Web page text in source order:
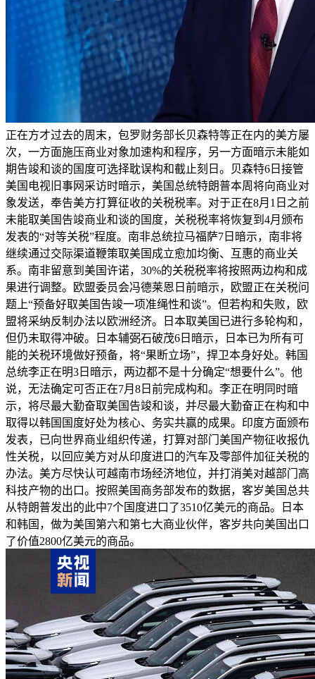
正在方才过去的周末，包罗财务部长贝森特等正在内的美方屡
次，一方面施压商业对象加速构和程序，另一方面暗示未能如
期告竣和谈的国度可选择耽误构和截止刻日。贝森特6日接管
美国电视旧事网采访时暗示，美国总统特朗普本周将向商业对
象发送，奉告美方打算征收的关税税率。对于正在8月1日之前
未能取美国告竣商业和谈的国度，关税税率将恢复到4月颁布
发表的“对等关税”程度。南非总统拉马福萨7日暗示，南非将
继续通过交际渠道鞭策取美国成立愈加均衡、互惠的商业关
系。南非留意到美国许诺，30%的关税税率将按照两边构和成
果进行调整。欧盟委员会冯德莱恩日前暗示，欧盟正在关税问
题上“预备好取美国告竣一项准绳性和谈”。但若构和失败，欧
盟将采纳反制办法以欧洲经济。日本取美国已进行多轮构和，
但仍未取得冲破。日本辅弼石破茂6日暗示，日本已为所有可
能的关税环境做好预备，将“果断立场”，捍卫本身好处。韩国
总统李正在明3日暗示，两边都不是十分确定“想要什么”。他
说，无法确定可否正在7月8日前完成构和。李正在明同时暗
示，将尽最大勤奋取美国告竣和谈，并尽最大勤奋正在构和中
取得以韩国国度好处为核心、务实共赢的成果。印度方面颁布
发表，已向世界商业组织传递，打算对部门美国产物征收报仇
性关税，以回应美方对从印度进口的汽车及零部件加征关税的
办法。美方尽快认可越南市场经济地位，并打消美对越部门高
科技产物的出口。按照美国商务部发布的数据，客岁美国总共
从特朗普发出的此中7个国度进口了3510亿美元的商品。日本
和韩国，做为美国第六和第七大商业伙伴，客岁共向美国出口
了价值2800亿美元的商品。